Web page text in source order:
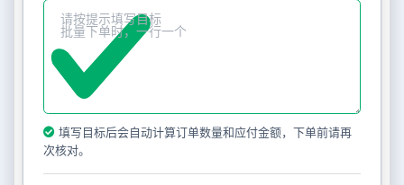
填写目标后会自动计算订单数量和应付金额，下单前请再
次核对。